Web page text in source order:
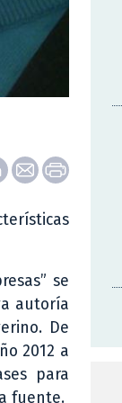
se
autoría
De
2012 a
para
fuente.